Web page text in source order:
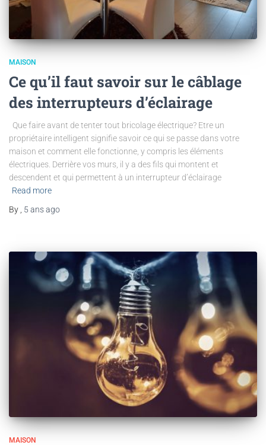
MAISON
Ce qu’il faut savoir sur le câblage
des interrupteurs d’éclairage
Que faire avant de tenter tout bricolage électrique? Etre un
propriétaire intelligent signifie savoir ce qui se passe dans votre
maison et comment elle fonctionne, y compris les éléments
électriques. Derrière vos murs, il y a des fils qui montent et
descendent et qui permettent à un interrupteur d’éclairage
Read more
By
5 ansago
MAISON